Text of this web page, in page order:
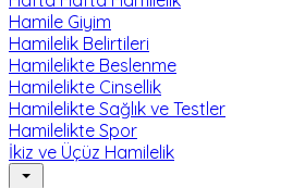
Hamile Giyim
Hamilelik Belirtileri
Hamilelikte Beslenme
Hamilelikte Cinsellik
Hamilelikte Sağlık ve Testler
Hamilelikte Spor
İkiz ve Üçüz Hamilelik